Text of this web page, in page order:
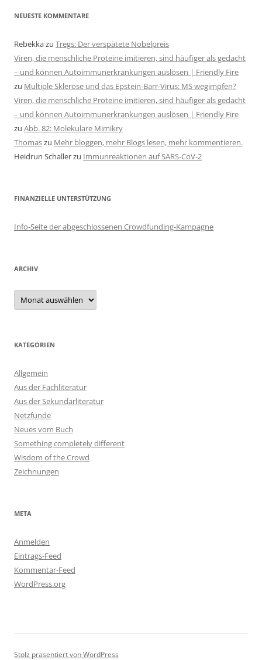
NEUESTE KOMMENTARE
Rebekkazu Tregs: Der verspätete Nobelpreis
Viren, die menschliche Proteine imitieren, sind häufiger als gedacht
– und können Autoimmunerkrankungen auslösen | Friendly Fire
zu Multiple Sklerose und das Epstein-Barr-Virus: MS wegimpfen?
Viren, die menschliche Proteine imitieren, sind häufiger als gedacht
– und können Autoimmunerkrankungen auslösen | Friendly Fire
zu Abb. 82: Molekulare Mimikry
Thomaszu Mehr bloggen, mehr Blogs lesen, mehr kommentieren.
Heidrun Schallerzu Immunreaktionen auf SARS-CoV-2
FINANZIELLE UNTERSTÜTZUNG
Info-Seite der abgeschlossenen Crowdfunding-Kampagne
ARCHIV
Archiv
KATEGORIEN
Allgemein
Aus der Fachliteratur
Aus der Sekundärliteratur
Netzfunde
Neues vom Buch
Something completely different
Wisdom of the Crowd
Zeichnungen
META
Anmelden
Eintrags-Feed
Kommentar-Feed
WordPress.org
Stolz präsentiert von WordPress